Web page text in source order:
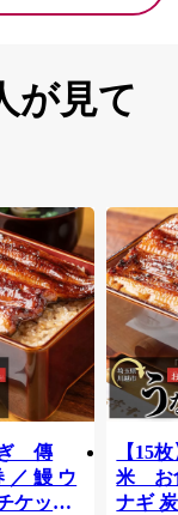
が見て
ぎ 傳
鰻 ウ
ケット
【15
米 お
ナギ